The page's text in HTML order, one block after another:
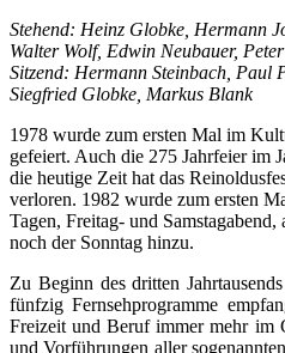
Stehend: Heinz Globke, Hermann
Walter Wolf, Edwin Neubauer,
Sitzend: Hermann Steinbach, Paul
Siegfried Globke, Markus Blank
1978 wurde zum ersten Mal im
gefeiert. Auch die 275 Jahrfeier im
die heutige Zeit hat das
verloren. 1982 wurde zum ersten
Tagen, Freitag- und
noch der Sonntag hinzu.
Zu Beginn des dritten
fünfzig Fernsehprogramme
Freizeit und Beruf immer mehr im
und Vorführungen aller